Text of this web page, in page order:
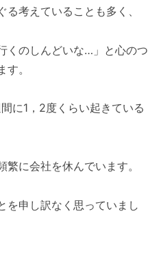
考えていることも多く、
くのしんどいな…」と心のつ
。
に1，2度くらい起きている
に会社を休んでいます。
を申し訳なく思っていまし